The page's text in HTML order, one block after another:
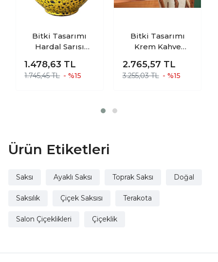
Bitki Tasarımı
Hardal Sarısı
Sırlı İç Ve Dış
Mekan Kullanımlı
1.478,63 TL
1.745,45 TL - %15
Bitki Tasarımı
Krem Kahve
Şekilli Artistik Çift
Sırlı İç Ve Dış
2.765,57 TL
3.255,03 TL - %15
Ürün Etiketleri
Saksı Ayaklı Saksı Toprak Saksı Doğal
Saksılık Çiçek Saksısı Terakota
Salon Çiçeklikleri Çiçeklik